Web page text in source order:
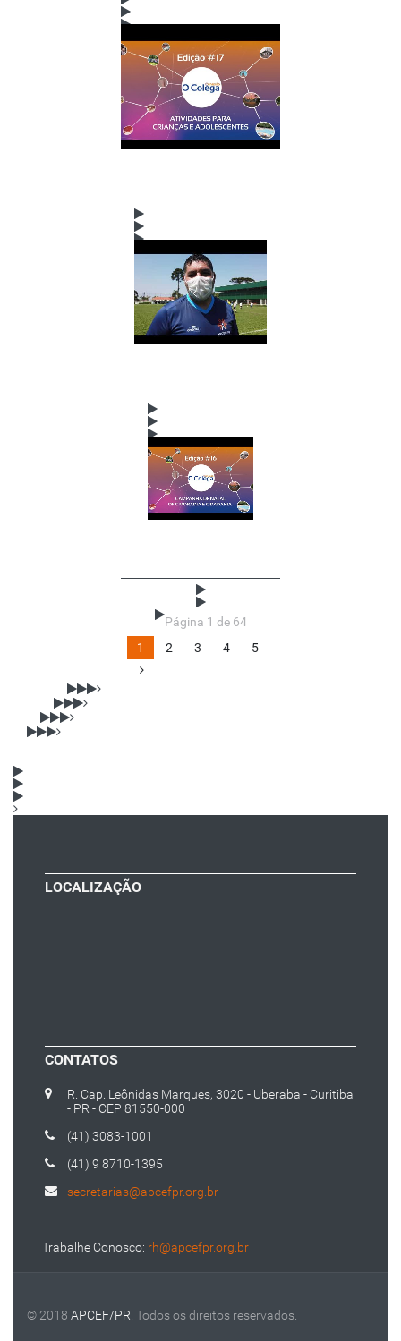
Página 1 de 64
1
2 3 4 5
LOCALIZAÇÃO
CONTATOS
R. Cap. Leônidas Marques, 3020 - Uberaba - Curitiba
- PR - CEP 81550-000
(41) 3083-1001
(41) 9 8710-1395
secretarias@apcefpr.org.br
Trabalhe Conosco: rh@apcefpr.org.br
© 2018 APCEF/PR . Todos os direitos reservados.